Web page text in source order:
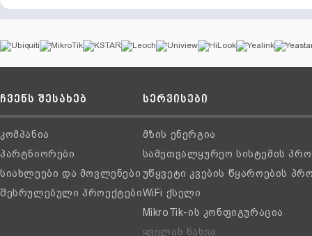
ჩვენს შესახებ
კომპანია
პარტნიორები
სიახლეები და მოვლენები
შესრულებული პროექტები
სერვისები
მზის ენერგია
სამეთვალყურეო სისტემის
უწყვეტი კვების წყაროების
WiFi ქსელი
MikroTik-ის კონფიგურაცია
ყველას ნახვა